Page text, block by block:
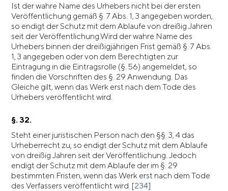
Ist der wahre Name des Urhebers nicht bei der ersten
Veröffentlichung gemäß §. 7 Abs. 1, 3 angegeben worden,
so endigt der Schutz mit dem Ablaufe von dreißig Jahren
seit der Veröffentlichung.Wird der wahre Name des
Urhebers binnen der dreißigjährigen Frist gemäß §. 7 Abs.
1, 3 angegeben oder von dem Berechtigten zur
Eintragung in die Eintragsrolle (§. 56) angemeldet, so
finden die Vorschriften des §. 29 Anwendung. Das
Gleiche gilt, wenn das Werk erst nach dem Tode des
Urhebers veröffentlicht wird.
§. 32.
Steht einer juristischen Person nach den §§. 3, 4 das
Urheberrecht zu, so endigt der Schutz mit dem Ablaufe
von dreißig Jahren seit der Veröffentlichung. Jedoch
endigt der Schutz mit dem Ablaufe der im §. 29
bestimmten Fristen, wenn das Werk erst nach dem Tode
des Verfassers veröffentlicht wird. [234]